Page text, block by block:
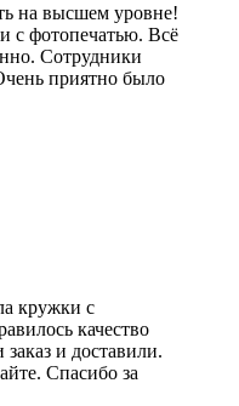
на высшем уровне!
с фотопечатью. Всё
Сотрудники
приятно было
кружки с
качество
и доставили.
Спасибо за